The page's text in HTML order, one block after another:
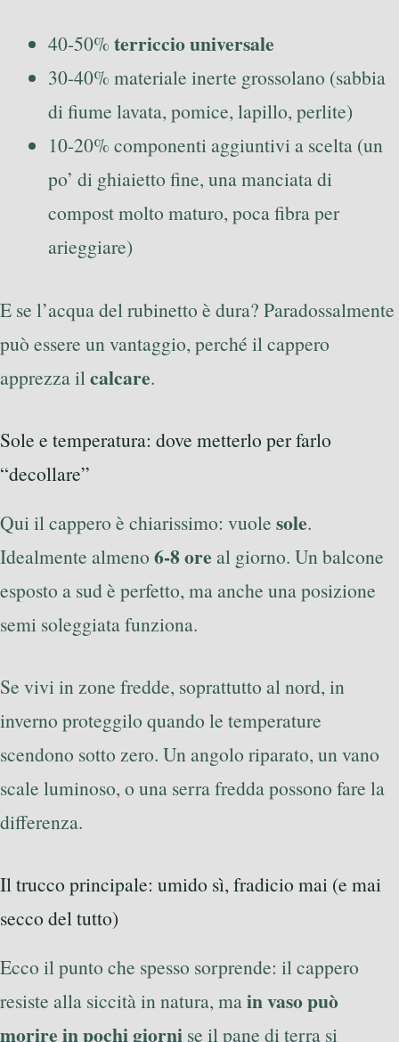
40-50% terriccio universale
30-40% materiale inerte grossolano (sabbia
di fiume lavata, pomice, lapillo, perlite)
10-20% componenti aggiuntivi a scelta (un
po’ di ghiaietto fine, una manciata di
compost molto maturo, poca fibra per
arieggiare)
E se l’acqua del rubinetto è dura? Paradossalmente
può essere un vantaggio, perché il cappero
apprezza il calcare.
Sole e temperatura: dove metterlo per farlo
“decollare”
Qui il cappero è chiarissimo: vuole sole.
Idealmente almeno 6-8 ore al giorno. Un balcone
esposto a sud è perfetto, ma anche una posizione
semi soleggiata funziona.
Se vivi in zone fredde, soprattutto al nord, in
inverno proteggilo quando le temperature
scendono sotto zero. Un angolo riparato, un vano
scale luminoso, o una serra fredda possono fare la
differenza.
Il trucco principale: umido sì, fradicio mai (e mai
secco del tutto)
Ecco il punto che spesso sorprende: il cappero
resiste alla siccità in natura, main vaso può
morire in pochi giorni se il pane di terra si